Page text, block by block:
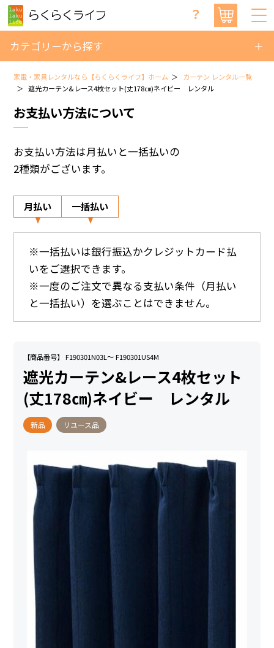
？
カテゴリーから探す
家電・家具レンタルなら【らくらくライフ】ホーム
カーテン レンタル一覧
遮光カーテン&レース4枚セット(丈178㎝)ネイビー レンタル
お支払い方法について
お支払い方法は月払いと一括払いの
2種類がございます。
月払い 一括払い
※一括払いは銀行振込かクレジットカード払
いをご選択できます。
※一度のご注文で異なる支払い条件（月払い
と一括払い）を選ぶことはできません。
【商品番号】 F190301N03L～ F190301US4M
遮光カーテン&レース4枚セット
(丈178㎝)ネイビー レンタル
新品 リユース品